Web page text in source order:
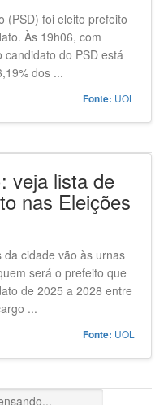
(PSD) foi eleito prefeito
Às 19h06, com
do PSD está
dos ...
Fonte: UOL
veja lista de
nas Eleições
da cidade vão às urnas
será o prefeito que
de 2025 a 2028 entre
...
Fonte: UOL